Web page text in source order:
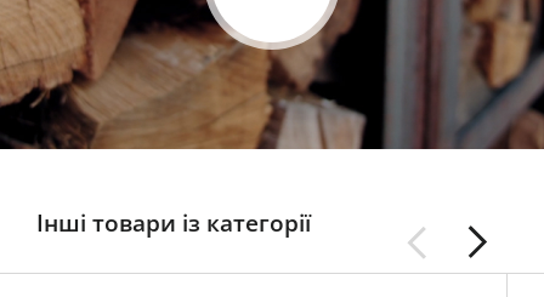
Інші товари із категорії